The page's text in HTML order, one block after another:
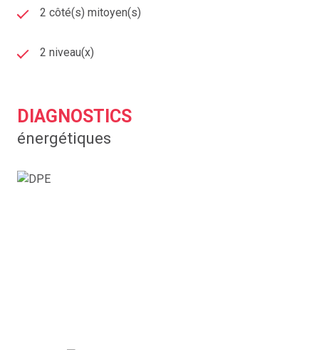
2 côté(s) mitoyen(s)
2 niveau(x)
DIAGNOSTICS
énergétiques